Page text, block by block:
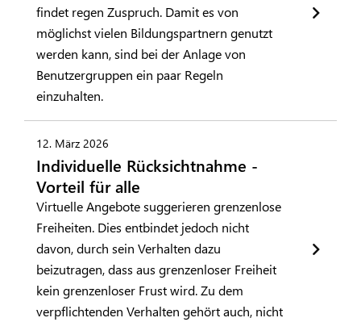
findet regen Zuspruch. Damit es von
möglichst vielen Bildungspartnern genutzt
werden kann, sind bei der Anlage von
Benutzergruppen ein paar Regeln
einzuhalten.
12. März 2026
Individuelle Rücksichtnahme -
Vorteil für alle
Virtuelle Angebote suggerieren grenzenlose
Freiheiten. Dies entbindet jedoch nicht
davon, durch sein Verhalten dazu
beizutragen, dass aus grenzenloser Freiheit
kein grenzenloser Frust wird. Zu dem
verpflichtenden Verhalten gehört auch, nicht